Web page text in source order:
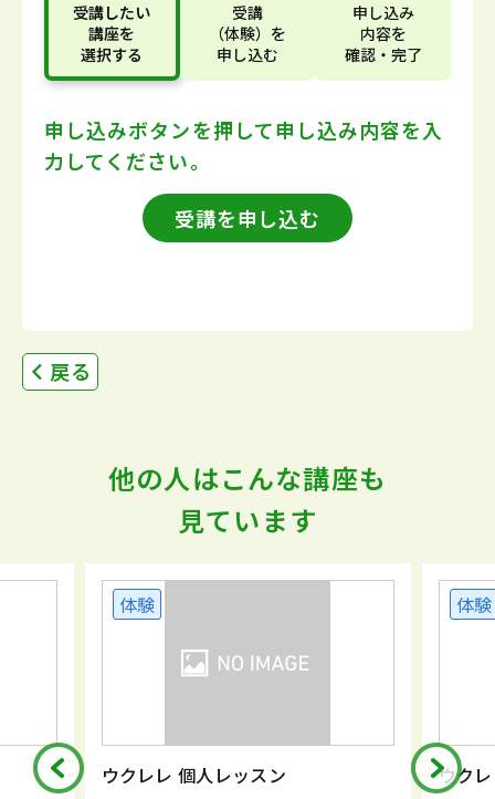
受講したい
講座を
選択する
受講
（体験） を
申し込む
申し込み
内容を
確認・完了
申し込みボタンを押して申し込み内容を入
力してください。
受講を申し込む
戻る
他の人はこんな講座も
見ています
体験
ウクレレ 個人レッスン
体験
ウク